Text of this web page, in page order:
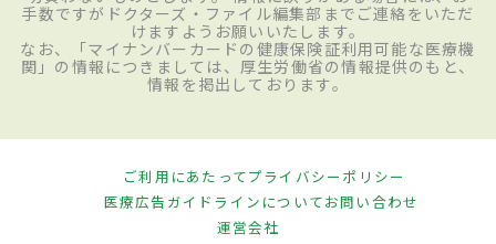
手数ですがドクターズ・ファイル編集部までご連絡をいただ
けますようお願いいたします。
なお、「マイナンバーカードの健康保険証利用可能な医療機
関」の情報につきましては、厚生労働省の情報提供のもと、
情報を掲出しております。
ご利用にあたってプライバシーポリシー
医療広告ガイドラインについてお問い合わせ
運営会社